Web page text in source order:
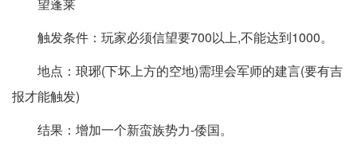
望蓬莱
触发条件：玩家必须信望要700以上,不能达到1000。
地点：琅琊(下坏上方的空地)需理会军师的建言(要有吉
报才能触发)
结果：增加一个新蛮族势力-倭国。